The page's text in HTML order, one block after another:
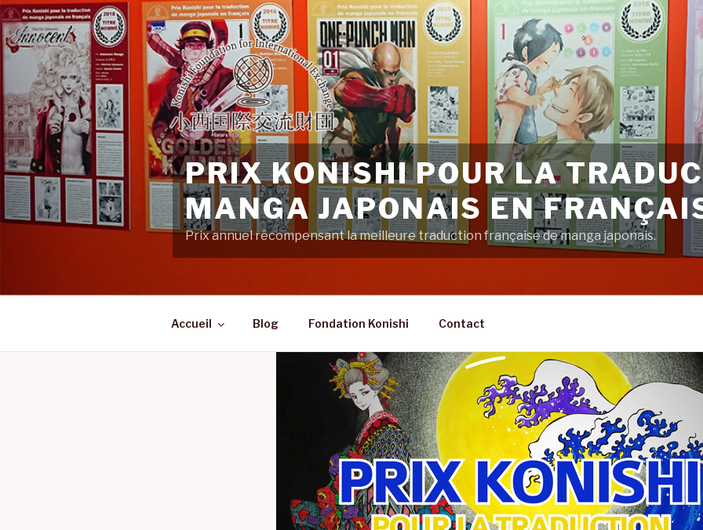
Aller
au
contenu
principal
PRIX KONISHI POUR LA
MANGA JAPONAIS EN
Prix annuel récompensant la meilleure traduction française de manga japonais.
Accueil Blog Fondation Konishi Contact